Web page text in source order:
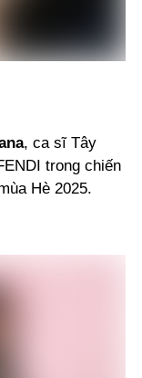
, ca sĩ Tây
trong chiến
Hè 2025.